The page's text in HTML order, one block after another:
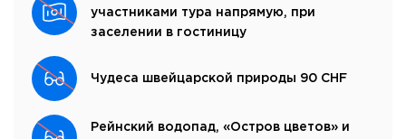
участниками тура напрямую, при
заселении в гостиницу
Чудеса швейцарской природы 90 CHF
Рейнский водопад, «Остров цветов» и